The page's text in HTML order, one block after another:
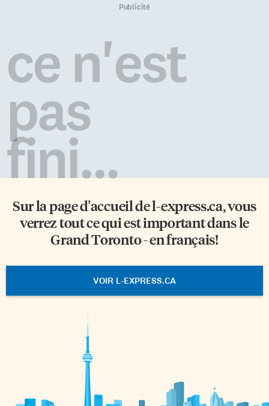
Publicité
ce n'est
pas
fini...
Sur la page d'accueil del-express.ca, vous
verrez tout ce qui est important dans le
Grand Toronto - en français!
VOIR L-EXPRESS.CA